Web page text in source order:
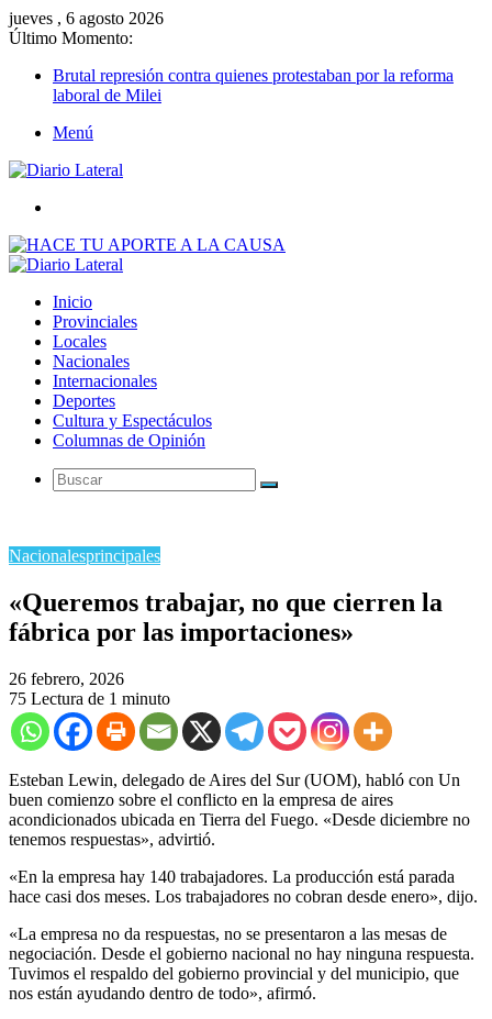
jueves , 6 agosto 2026
Último Momento:
Brutal represión contra quienes protestaban por la reforma
laboral de Milei
Menú
Inicio
Provinciales
Locales
Nacionales
Internacionales
Deportes
Cultura y Espectáculos
Columnas de Opinión
Buscar
Nacionalesprincipales
​«Queremos trabajar, no que cierren la
fábrica por las importaciones»
26 febrero, 2026
75 Lectura de 1 minuto
​Esteban Lewin, delegado de Aires del Sur (UOM), habló con Un
buen comienzo sobre el conflicto en la empresa de aires
acondicionados ubicada en Tierra del Fuego. «Desde diciembre no
tenemos respuestas», advirtió.
«En la empresa hay 140 trabajadores. La producción está parada
hace casi dos meses. Los trabajadores no cobran desde enero», dijo.
«La empresa no da respuestas, no se presentaron a las mesas de
negociación. Desde el gobierno nacional no hay ninguna respuesta.
Tuvimos el respaldo del gobierno provincial y del municipio, que
nos están ayudando dentro de todo», afirmó.